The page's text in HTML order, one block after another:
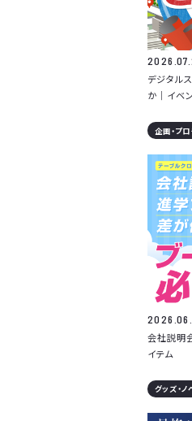
デジタル
か｜イベ
企画・プ
会社説明
イテム
グッズ・ノ